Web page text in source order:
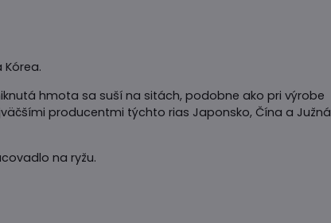
Kórea.
hmota sa suší na sitách, podobne ako pri výrobe
producentmi týchto rias Japonsko, Čína a Južná
na ryžu.